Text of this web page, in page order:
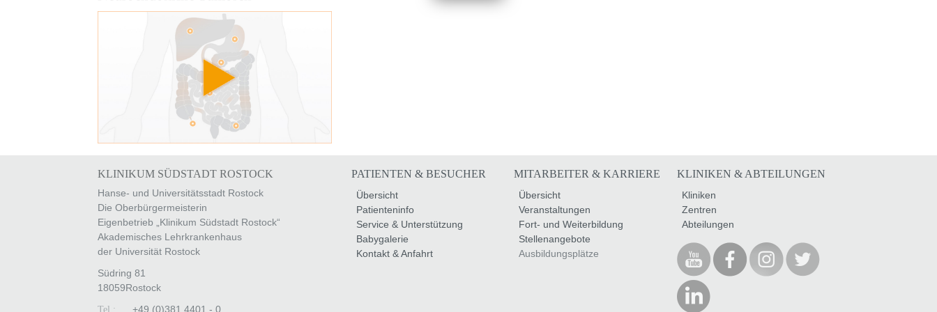
KLINIKUM SÜDSTADT ROSTOCK
Hanse- und Universitätsstadt Rostock
Die Oberbürgermeisterin
Eigenbetrieb „Klinikum Südstadt Rostock“
Akademisches Lehrkrankenhaus
der Universität Rostock
Südring 81
18059Rostock
Tel.: +49 (0)381 4401 - 0
PATIENTEN & BESUCHER
Übersicht
Patienteninfo
Service & Unterstützung
Babygalerie
Kontakt & Anfahrt
MITARBEITER & KARRIERE
Übersicht
Veranstaltungen
Fort- und Weiterbildung
Stellenangebote
Ausbildungsplätze
KLINIKEN & ABTEILUNGEN
Kliniken
Zentren
Abteilungen